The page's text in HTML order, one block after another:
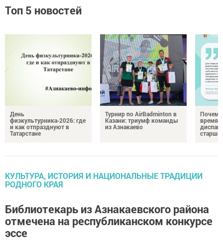
Топ 5 новостей
День
физкультурника‑2026: где
и как отпразднуют в
Татарстане
Турнир по AirBadminton в
Казани: триумф команды
из Азнакаево
Почему
время
КУЛЬТУРА, ИСТОРИЯ И НАЦИОНАЛЬНЫЕ ТРАДИЦИИ
РОДНОГО КРАЯ
Библиотекарь из Азнакаевского района
отмечена на республиканском конкурсе
эссе